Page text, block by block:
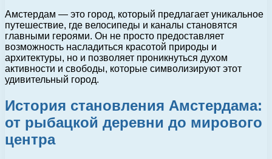
Амстердам — это город, который предлагает уникальное
путешествие, где велосипеды и каналы становятся
главными героями. Он не просто предоставляет
возможность насладиться красотой природы и
архитектуры, но и позволяет проникнуться духом
активности и свободы, которые символизируют этот
удивительный город.
История становления Амстердама:
от рыбацкой деревни до мирового
центра